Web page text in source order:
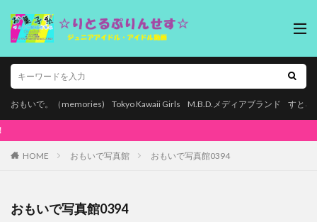
おもいで。（memories) Tokyo Kawaii Girls M.B.D.メディアブランド すとろ
HOME おもいで写真館 おもいで写真館0394
おもいで写真館0394